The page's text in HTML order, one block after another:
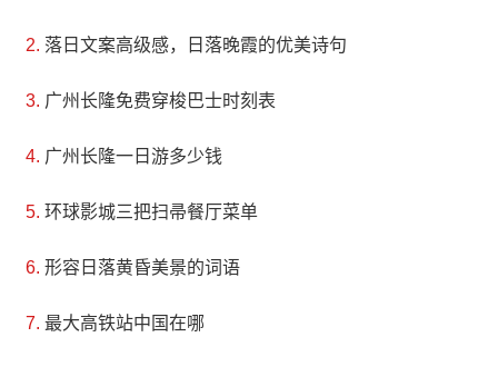
落日文案高级感，日落晚霞的优美诗句
广州长隆免费穿梭巴士时刻表
广州长隆一日游多少钱
环球影城三把扫帚餐厅菜单
形容日落黄昏美景的词语
最大高铁站中国在哪